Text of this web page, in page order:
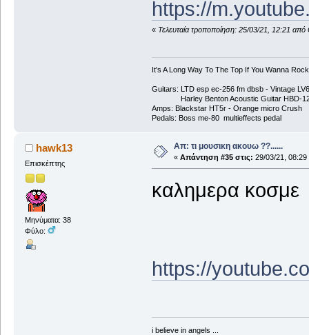
https://
« Τελευταία τροποποίηση: 25/03/21, 12:21 από
It's A Long Way To The Top If You Wanna
Guitars: LTD esp ec-256 fm dbsb - Vintage
Harley Benton Acoustic Guitar HBD-
Amps: Blackstar HT5r - Orange micro Crush
Pedals: Boss me-80 multieffects pedal
hawk13
Επισκέπτης
Μηνύματα: 38
Φύλο:
Απ: τι μουσικη ακουω ??......
« Απάντηση #35 στις: 29/03/21, 08:29
καλημερα κοσμε
https://
i believe in angels ...